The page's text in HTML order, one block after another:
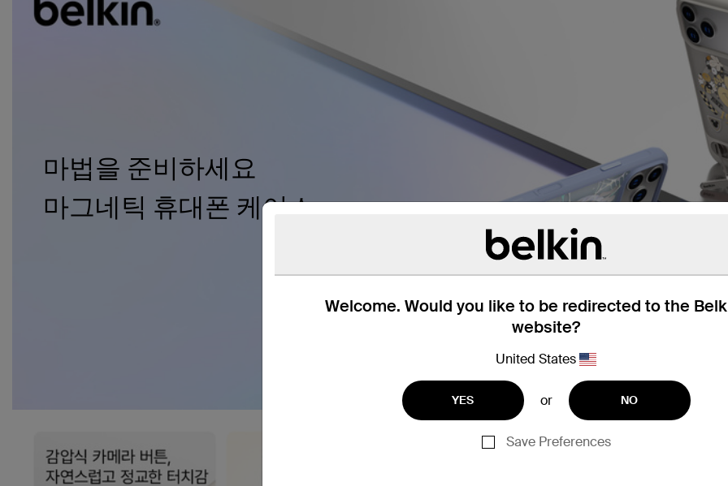
Welcome. Would you like to be redirected to the
website?
United States
YES or NO
Save Preferences
마법을 준비하세요
마그네틱 휴대폰 케이스